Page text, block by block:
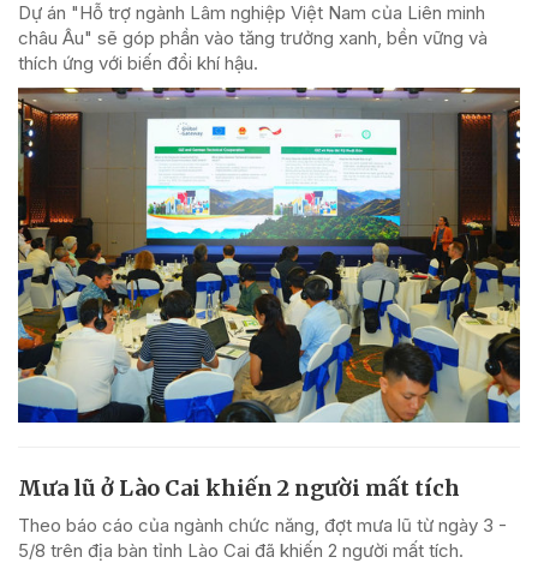
Dự án "Hỗ trợ ngành Lâm nghiệp Việt Nam của Liên minh
châu Âu" sẽ góp phần vào tăng trưởng xanh, bền vững và
thích ứng với biến đổi khí hậu.
Mưa lũ ở Lào Cai khiến 2 người mất tích
Theo báo cáo của ngành chức năng, đợt mưa lũ từ ngày 3 -
5/8 trên địa bàn tỉnh Lào Cai đã khiến 2 người mất tích.